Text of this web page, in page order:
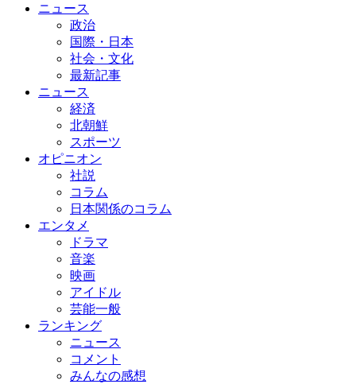
ニュース
政治
国際・日本
社会・文化
最新記事
ニュース
経済
北朝鮮
スポーツ
オピニオン
社説
コラム
日本関係のコラム
エンタメ
ドラマ
音楽
映画
アイドル
芸能一般
ランキング
ニュース
コメント
みんなの感想